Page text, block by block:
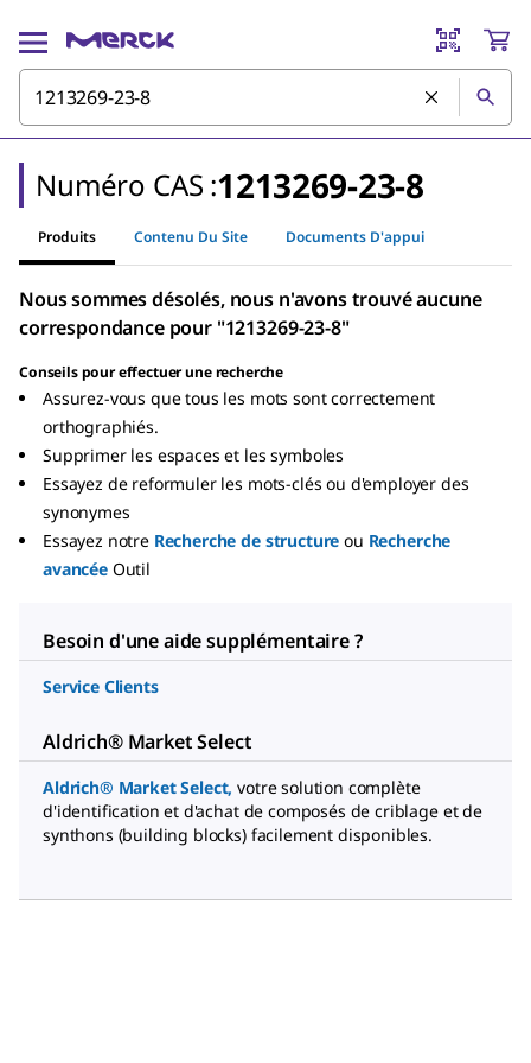
Numéro CAS :1213269-23-8
Produits Contenu Du Site Documents D'appui
Nous sommes désolés, nous n'avons trouvé aucune
correspondance pour "1213269-23-8"
Conseils pour effectuer une recherche
Assurez-vous que tous les mots sont correctement
orthographiés.
Supprimer les espaces et les symboles
Essayez de reformuler les mots-clés ou d'employer des
synonymes
Essayez notre Recherche de structure ou Recherche
avancée Outil
Besoin d'une aide supplémentaire ?
Service Clients
Aldrich® Market Select
Aldrich® Market Select, votre solution complète
d'identification et d'achat de composés de criblage et de
synthons (building blocks) facilement disponibles.